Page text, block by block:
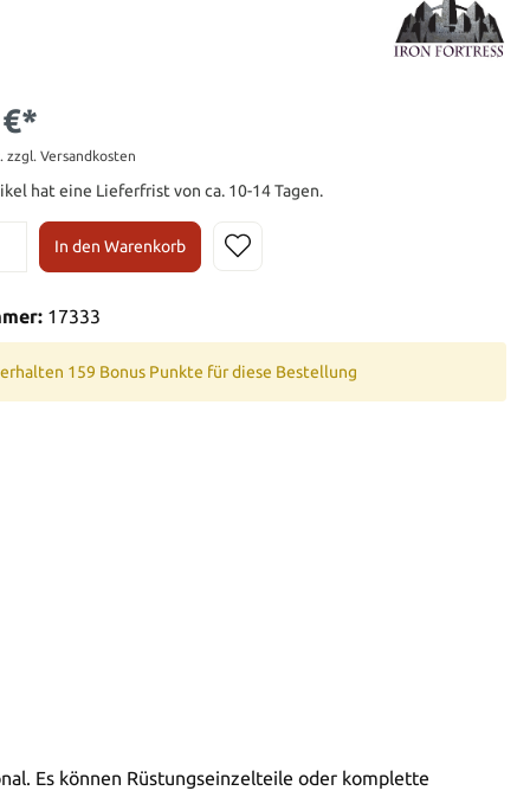
zzgl. Versandkosten
hat eine Lieferfrist von ca. 10-14 Tagen.
In den Warenkorb
17333
159 Bonus Punkte für diese Bestellung
Es können Rüstungseinzelteile oder komplette